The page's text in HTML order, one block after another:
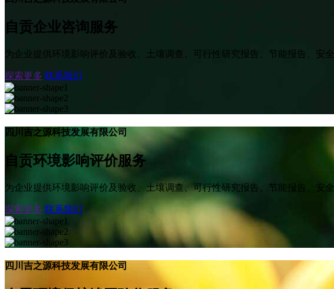
自贡企业咨询服务
为企业提供环境影响评价及验收、土壤调查、可行性研究报告、节能报告、
探索更多 联系我们
四川吉之源科技发展有限公司
自贡环境影响评价服务
为企业提供环境影响评价及验收、土壤调查、可行性研究报告、节能报告、
探索更多 联系我们
四川吉之源科技发展有限公司